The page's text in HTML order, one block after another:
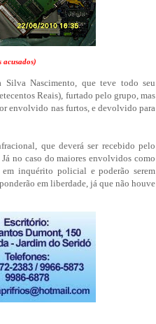
acusados)
Nascimento, que teve todo seu
Reais), furtado pelo grupo, mas
envolvido nas furtos, e devolvido para
que deverá ser recebido pelo
no caso do maiores envolvidos como
inquérito policial e poderão serem
em liberdade, já que não houve